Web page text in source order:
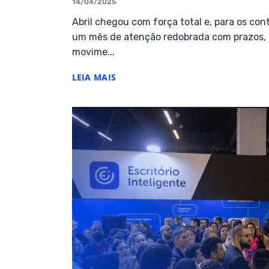
14/04/2025
Abril chegou com força total e, para os
um mês de atenção redobrada com
movime...
LEIA MAIS